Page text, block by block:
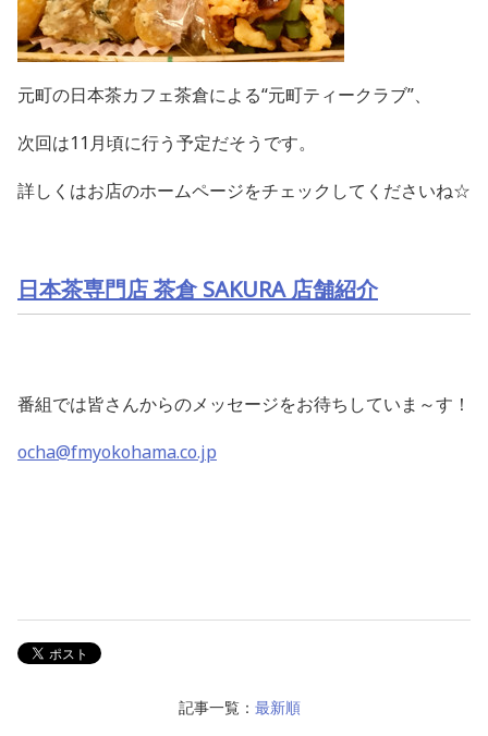
元町の日本茶カフェ茶倉による“元町ティークラブ”、
次回は11月頃に行う予定だそうです。
詳しくはお店のホームページをチェックしてくださいね☆
日本茶専門店茶倉SAKURA 店舗紹介
番組では皆さんからのメッセージをお待ちしていま～す！
ocha@fmyokohama.co.jp
記事一覧： 最新順